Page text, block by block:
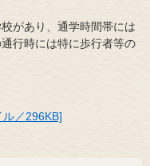
があり、通学時間帯には
行時には特に歩行者等の
／296KB]